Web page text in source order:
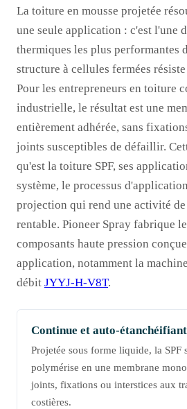
La toiture en mousse projetée
une seule application : c'est l'une
thermiques les plus performantes
structure à cellules fermées
Pour les entrepreneurs en toiture
industrielle, le résultat est une
entièrement adhérée, sans
joints susceptibles de défaillir.
qu'est la toiture SPF, ses
système, le processus
projection qui rend une activité
rentable. Pioneer Spray fabrique
composants haute pression
application, notamment la
débit JYYJ-H-V8T.
Continue et auto-
Projetée sous forme liquide, la SPF
polymérise en une membrane
joints, fixations ou interstices aux
costières.